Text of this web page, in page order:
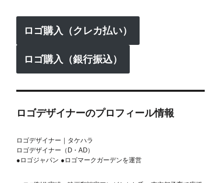
ロゴ購入（クレカ払い）
ロゴ購入（銀行振込）
ロゴデザイナーのプロフィール情報
ロゴデザイナー｜タケハラ
ロゴデザイナー（D・AD）
●ロゴジャパン ●ロゴマークガーデンを運営